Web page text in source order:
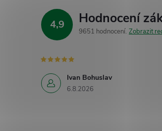
4,9 Hodnocení
9651 hodnocení Zobrazit
Ivan Bohuslav
6.8.2026